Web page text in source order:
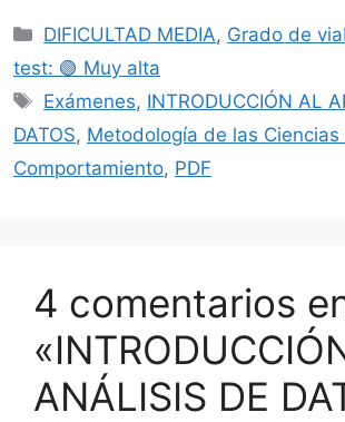
Categorías
DIFICULTAD MEDIA, Grado de
test: 🟢 Muy alta
Etiquetas
Exámenes, INTRODUCCIÓN AL
DATOS, Metodología de las Ciencias
Comportamiento, PDF
4 comentarios
ANÁLISIS DE